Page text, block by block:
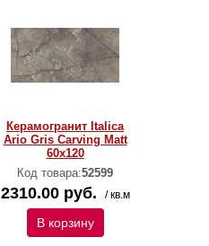
Керамогранит Italica
Ario Gris Carving Matt
60x120
Код товара:52599
2310.00 руб. / кв.м
В корзину